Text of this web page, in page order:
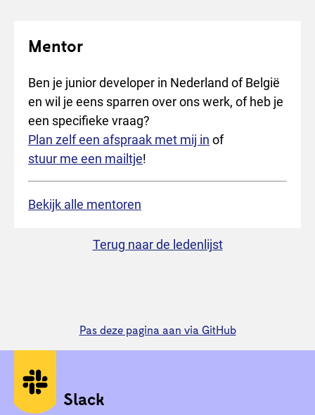
Mentor
Ben je junior developer in Nederland of België
en wil je eens sparren over ons werk, of heb je
een specifieke vraag?
Plan zelf een afspraak met mij in of
stuur me een mailtje!
Bekijk alle mentoren
Terug naar de ledenlijst
Pas deze pagina aan via GitHub
Sociale media
Slack